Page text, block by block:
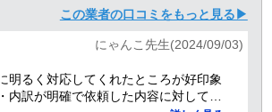
この業者の口コミをもっと見る▶
にゃんこ先生(2024/09/03)
明るく対応してくれたところが好印象
内訳が明確で依頼した内容に対しての